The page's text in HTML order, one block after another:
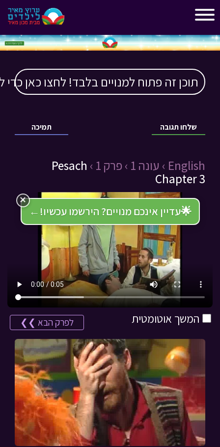
תוכן זה פתוח למנויים בלבד! לחצו כאן כדי
תמיכה שלחו תגובה
English › עונה 1 › פרק 1 ›
Pesach
Chapter 3
🌟עדיין אינכם מנויים? הירשמו עכשיו! ←
×
המשך אוטומטית לפרק הבא ❯❯